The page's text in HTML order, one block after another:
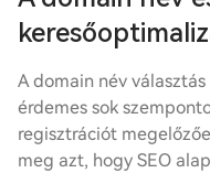
A domain név
érdemes sok
regisztrációt
meg azt, hogy SEO